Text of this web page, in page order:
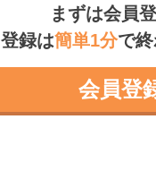
まずは会員
登録は簡単1分で終
会員登